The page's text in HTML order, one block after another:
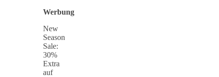
Werbung
New
Season
Sale:
30%
Extra
auf